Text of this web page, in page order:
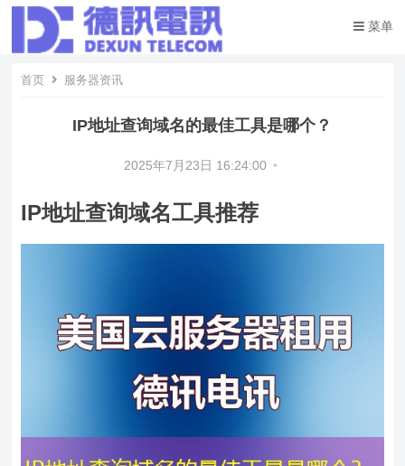
菜单
首页 服务器资讯
IP地址查询域名的最佳工具是哪个？
2025年7月23日 16:24:00 •
IP地址查询域名工具推荐